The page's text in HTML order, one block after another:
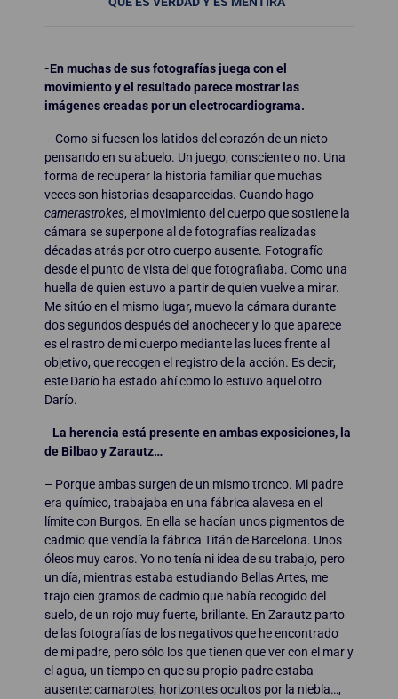
-En muchas de sus fotografías juega con el
movimiento y el resultado parece mostrar las
imágenes creadas por un electrocardiograma.
– Como si fuesen los latidos del corazón de un nieto
pensando en su abuelo. Un juego, consciente o no. Una
forma de recuperar la historia familiar que muchas
veces son historias desaparecidas. Cuando hago
camerastrokes, el movimiento del cuerpo que sostiene la
cámara se superpone al de fotografías realizadas
décadas atrás por otro cuerpo ausente. Fotografío
desde el punto de vista del que fotografiaba. Como una
huella de quien estuvo a partir de quien vuelve a mirar.
Me sitúo en el mismo lugar, muevo la cámara durante
dos segundos después del anochecer y lo que aparece
es el rastro de mi cuerpo mediante las luces frente al
objetivo, que recogen el registro de la acción. Es decir,
este Darío ha estado ahí como lo estuvo aquel otro
Darío.
–La herencia está presente en ambas exposiciones, la
de Bilbao y Zarautz…
– Porque ambas surgen de un mismo tronco. Mi padre
era químico, trabajaba en una fábrica alavesa en el
límite con Burgos. En ella se hacían unos pigmentos de
cadmio que vendía la fábrica Titán de Barcelona. Unos
óleos muy caros. Yo no tenía ni idea de su trabajo, pero
un día, mientras estaba estudiando Bellas Artes, me
trajo cien gramos de cadmio que había recogido del
suelo, de un rojo muy fuerte, brillante. En Zarautz parto
de las fotografías de los negativos que he encontrado
de mi padre, pero sólo los que tienen que ver con el mar y
el agua, un tiempo en que su propio padre estaba
ausente: camarotes, horizontes ocultos por la niebla…,